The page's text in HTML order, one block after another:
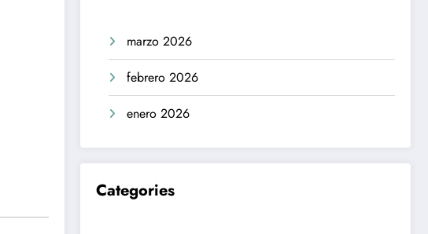
marzo 2026
febrero 2026
enero 2026
Categories